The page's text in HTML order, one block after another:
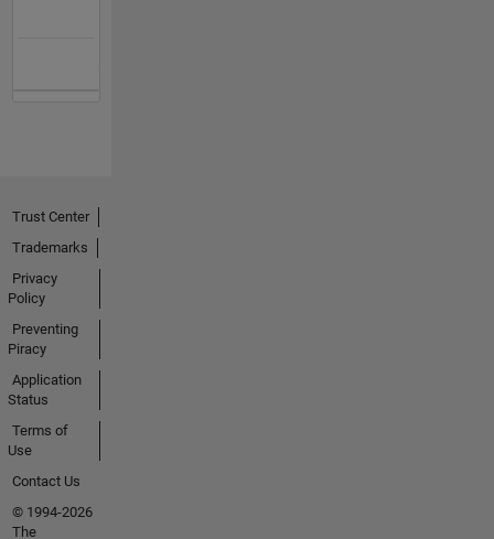
Trust Center
Trademarks
Privacy
Policy
Preventing
Piracy
Application
Status
Terms of
Use
Contact Us
© 1994-2026
The